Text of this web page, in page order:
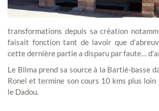
transformations depuis sa création
faisait fonction tant de lavoir que
cette dernière partie a disparu par faute…
Le Blima prend sa source à la Bartié-basse
Ronel et termine son cours 10 kms plus loin
le Dadou.